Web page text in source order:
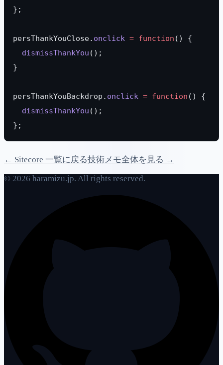
};
persThankYouClose. onclick = function () {
  dismissThankYou
();
}
persThankYouBackdrop. onclick = function () {
  dismissThankYou
();
};
← Sitecore 一覧に戻る技術メモ全体を見る →
© 2026 haramizu.jp. All rights reserved.